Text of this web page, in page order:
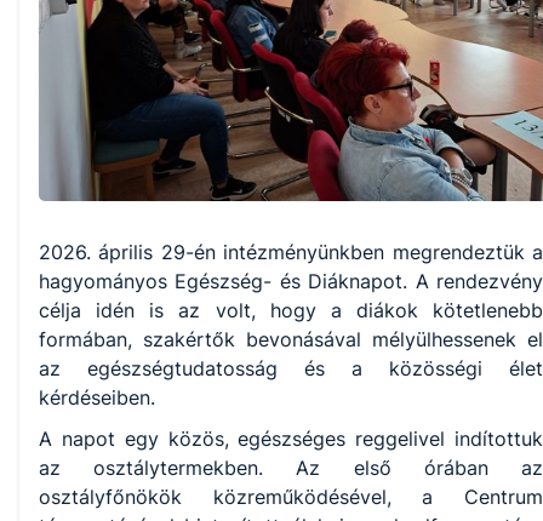
2026. április 29-én intézményünkben megrendeztük a
hagyományos Egészség- és Diáknapot. A rendezvény
célja idén is az volt, hogy a diákok kötetlenebb
formában, szakértők bevonásával mélyülhessenek el
az egészségtudatosság és a közösségi élet
kérdéseiben.
A napot egy közös, egészséges reggelivel indítottuk
az osztálytermekben. Az első órában az
osztályfőnökök közreműködésével, a Centrum